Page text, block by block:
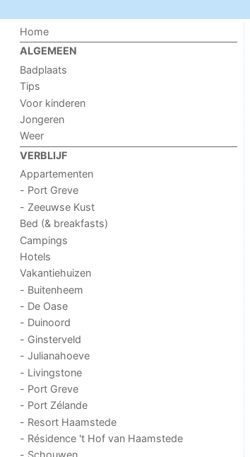
Home
ALGEMEEN
Badplaats
Tips
Voor kinderen
Jongeren
Weer
VERBLIJF
Appartementen
- Port Greve
- Zeeuwse Kust
Bed (& breakfasts)
Campings
Hotels
Vakantiehuizen
- Buitenheem
- De Oase
- Duinoord
- Ginsterveld
- Julianahoeve
- Livingstone
- Port Greve
- Port Zélande
- Resort Haamstede
- Résidence 't Hof van Haamstede